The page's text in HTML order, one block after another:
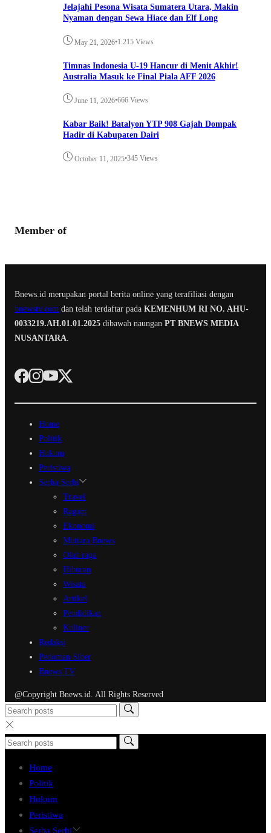
Jelajahi Pesona Wisata Sumatera Utara, Makin
Nyaman dengan Sewa Hiace dan Elf Long
May 21, 2026•1.215 Views
Timnas Indonesia U-19 Hancur di Menit Akhir!
Australia Masuk ke Final Piala AFF 2026
June 11, 2026•666 Views
Kabar Baik! Batalyon YTP 908 Gajah Dompak
Hadir di Kabupaten Dairi
October 11, 2025•345 Views
Member of
Bnews.id merupakan portal berita online yang terafiliasi dengan
bnewstv.com dan telah terdaftar pada KEMENHUM RI NO. AHU-
0033219.AH.01.01.2025 dibawah naungan PT BNEWS MEDIA
NUSANTARA.
Home
Politik
Hukum
Peristiwa
Serba Serbi
Travel
Ragam
Ekonomi
Mutiara Bnews
Olah raga
Hiburan
Wisata
Artikel
Pendidikan
Kuliner
Redaksi
Pedoman Siber
Bnews TV
@Copyright Bnews.id. All Rights Reserved
Home
Politik
Hukum
Peristiwa
Serba Serbi